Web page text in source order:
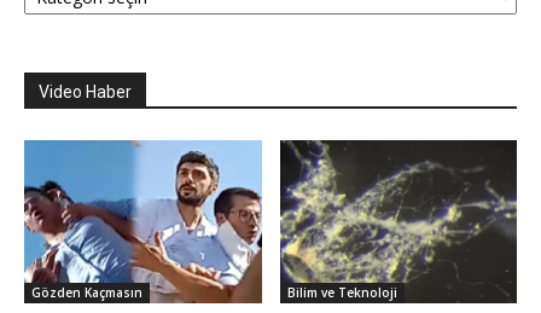
Video Haber
Gözden Kaçmasın Bilim ve Teknoloji